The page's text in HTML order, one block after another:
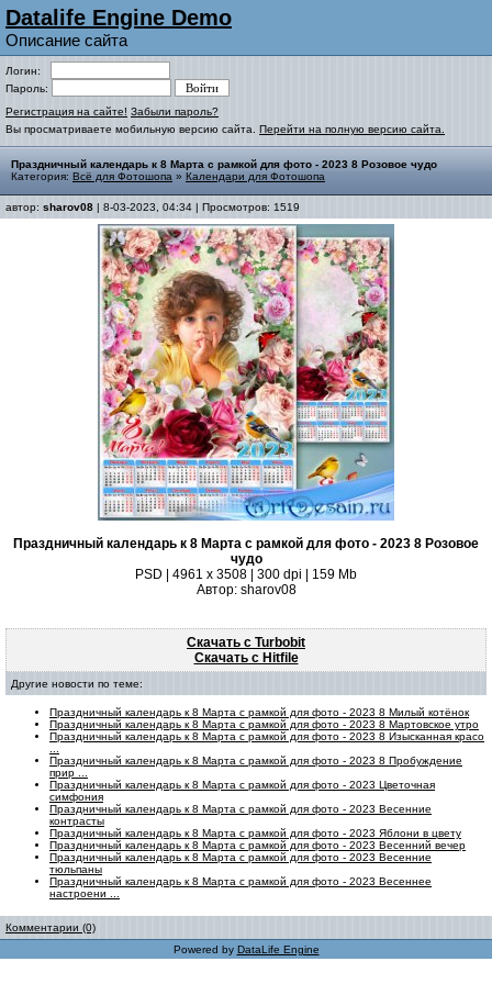
Datalife Engine Demo
Описание сайта
Логин:
Пароль:
Регистрация на сайте! Забыли пароль?
Вы просматриваете мобильную версию сайта. Перейти на полную версию сайта.
Праздничный календарь к 8 Марта с рамкой для фото - 2023 8 Розовое чудо
Категория: Всё для Фотошопа » Календари для Фотошопа
автор: sharov08 | 8-03-2023, 04:34 | Просмотров: 1519
Праздничный календарь к 8 Марта с рамкой для фото - 2023 8 Розовое
чудо
PSD | 4961 х 3508 | 300 dpi | 159 Mb
Автор: sharov08
Скачать с Turbobit
Скачать с Hitfile
Другие новости по теме:
Праздничный календарь к 8 Марта с рамкой для фото - 2023 8 Милый котёнок
Праздничный календарь к 8 Марта с рамкой для фото - 2023 8 Мартовское утро
Праздничный календарь к 8 Марта с рамкой для фото - 2023 8 Изысканная красо
Праздничный календарь к 8 Марта с рамкой для фото - 2023 8 Пробуждение
прир ...
Праздничный календарь к 8 Марта с рамкой для фото - 2023 Цветочная
симфония
Праздничный календарь к 8 Марта с рамкой для фото - 2023 Весенние
контрасты
Праздничный календарь к 8 Марта с рамкой для фото - 2023 Яблони в цвету
Праздничный календарь к 8 Марта с рамкой для фото - 2023 Весенний вечер
Праздничный календарь к 8 Марта с рамкой для фото - 2023 Весенние
тюльпаны
Праздничный календарь к 8 Марта с рамкой для фото - 2023 Весеннее
настроени ...
Комментарии (0)
Powered by DataLife Engine